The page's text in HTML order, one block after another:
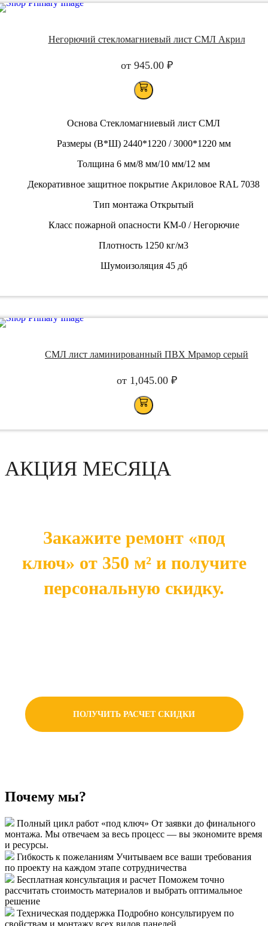
Негорючий стекломагниевый лист СМЛ Акрил
от 945.00 ₽
Основа Стекломагниевый лист СМЛ
Размеры (В*Ш) 2440*1220 / 3000*1220 мм
Толщина 6 мм/8 мм/10 мм/12 мм
Декоративное защитное покрытие Акриловое RAL 7038
Тип монтажа Открытый
Класс пожарной опасности КМ-0 / Негорючие
Плотность 1250 кг/м3
Шумоизоляция 45 дб
СМЛ лист ламинированный ПВХ Мрамор серый
от 1,045.00 ₽
АКЦИЯ МЕСЯЦА
Закажите ремонт «под
ключ» от 350 м² и получите
персональную скидку.
ПОЛУЧИТЬ РАСЧЕТ СКИДКИ
Почему мы?
Полный цикл работ «под ключ» От заявки до финального
монтажа. Мы отвечаем за весь процесс — вы экономите время
и ресурсы.
Гибкость к пожеланиям Учитываем все ваши требования
по проекту на каждом этапе сотрудничества
Бесплатная консультация и расчет Поможем точно
рассчитать стоимость материалов и выбрать оптимальное
решение
Техническая поддержка Подробно консультируем по
свойствам и монтажу всех видов панелей